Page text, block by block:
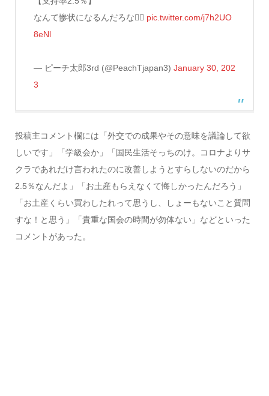
なんて惨状になるんだろな😵‍💫 pic.twitter.com/j7h2UO
8eNl
— ピーチ太郎3rd (@PeachTjapan3) January 30, 202
3
投稿主コメント欄には「外交での成果やその意味を議論して欲
しいです」「学級会か」「国民生活そっちのけ。コロナよりサ
クラであれだけ言われたのに改善しようとすらしないのだから
2.5％なんだよ」「お土産もらえなくて悔しかったんだろう」
「お土産くらい買わしたれって思うし、しょーもないこと質問
すな！と思う」「貴重な国会の時間が勿体ない」などといった
コメントがあった。